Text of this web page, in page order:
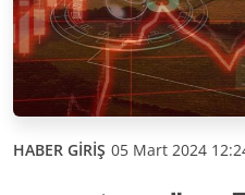
HABER GİRİŞ 05 Mart 2024